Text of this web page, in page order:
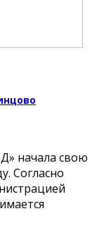
начала свою
Согласно